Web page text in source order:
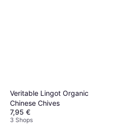
Veritable Lingot Organic
Chinese Chives
7,95 €
3 Shops